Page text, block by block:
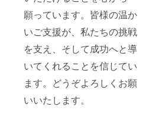
願っています。皆様の温か
いご支援が、私たちの挑戦
を支え、そして成功へと導
いてくれることを信じてい
ます。どうぞよろしくお願
いいたします。